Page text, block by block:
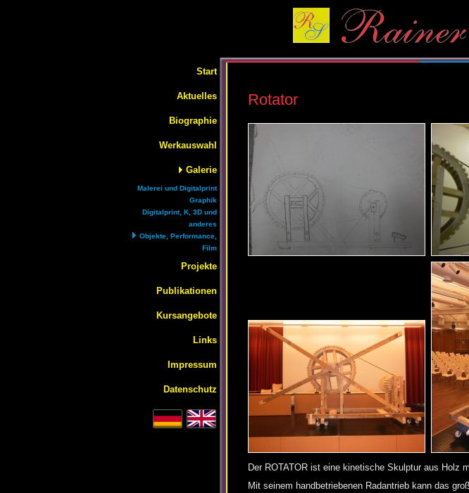
Start
Aktuelles
Biographie
Werkauswahl
Galerie
Malerei und Digitalprint
Graphik
Digitalprint, K, 3D und
anderes
Objekte, Performance,
Film
Projekte
Publikationen
Kursangebote
Links
Impressum
Datenschutz
Rotator
Der ROTATOR ist eine kinetische Skulptur aus Holz
Mit seinem handbetriebenen Radantrieb kann das